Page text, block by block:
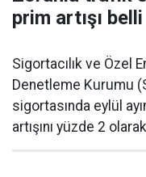
prim artışı
Sigortacılık ve Özel
Denetleme Kurumu
sigortasında eylül
artışını yüzde 2